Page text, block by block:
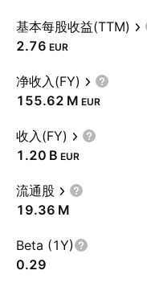
基本每股收益(TTM)
2.76 EUR
净收入(FY)
‪155.62 M‬ EUR
收入(FY)
‪1.20 B‬ EUR
流通股
‪19.36 M‬
Beta (1Y)
0.29